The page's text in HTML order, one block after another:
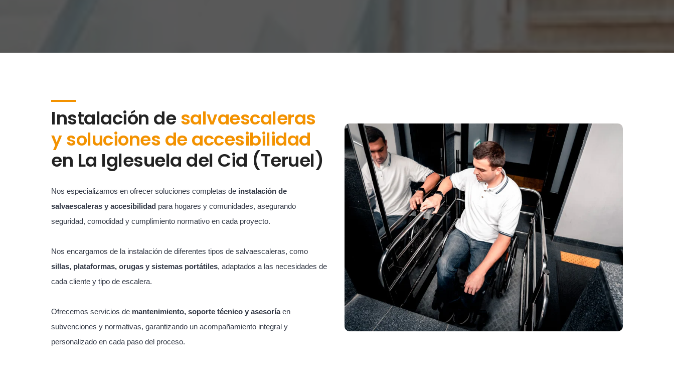
Instalación desalvaescaleras
y soluciones de accesibilidad
en La Iglesuela del Cid (Teruel)
Nos especializamos en ofrecer soluciones completas de instalación de
salvaescaleras y accesibilidad para hogares y comunidades, asegurando
seguridad, comodidad y cumplimiento normativo en cada proyecto.
Nos encargamos de la instalación de diferentes tipos de salvaescaleras, como
sillas, plataformas, orugas y sistemas portátiles, adaptados a las necesidades de
cada cliente y tipo de escalera.
Ofrecemos servicios de mantenimiento, soporte técnico y asesoríaen
subvenciones y normativas, garantizando un acompañamiento integral y
personalizado en cada paso del proceso.